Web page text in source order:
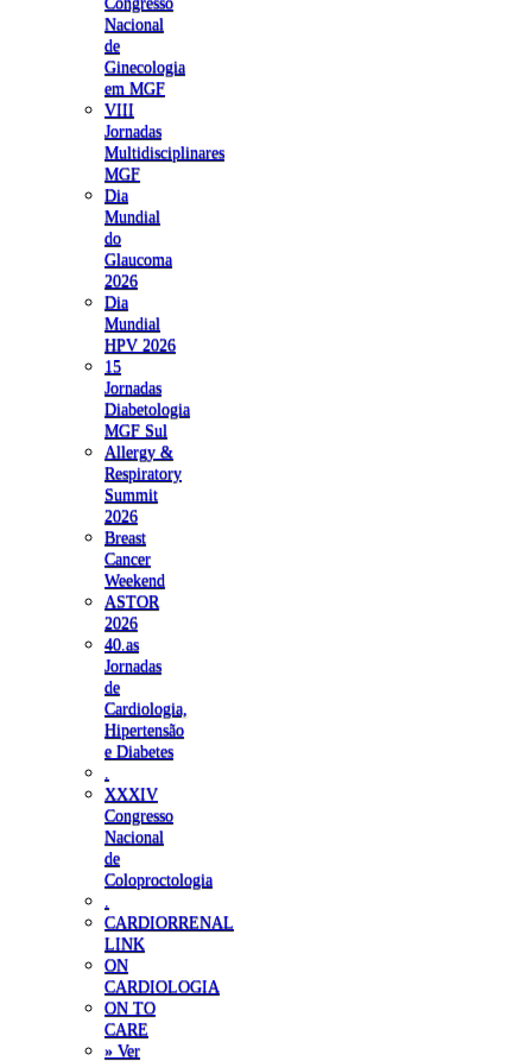
Nacional
de
Ginecologia
em MGF
VIII
Jornadas
Multidisciplinares
MGF
Dia
Mundial
do
Glaucoma
2026
Dia
Mundial
HPV 2026
15
Jornadas
Diabetologia
MGF Sul
Allergy &
Respiratory
Summit
2026
Breast
Cancer
Weekend
ASTOR
2026
40.as
Jornadas
de
Cardiologia,
Hipertensão
e Diabetes
XXXIV
Congresso
Nacional
de
Coloproctologia
CARDIORRENAL
LINK
ON
CARDIOLOGIA
ON TO
CARE
» Ver